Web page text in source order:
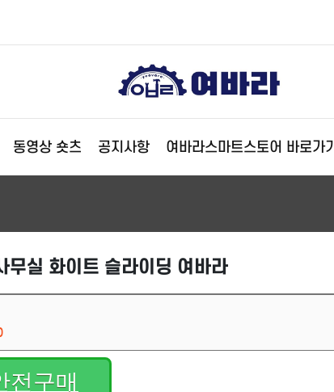
동영상 숏츠 공지사항 여바라스마트스토어 바로가기
무실 화이트 슬라이딩 여바라
전구매